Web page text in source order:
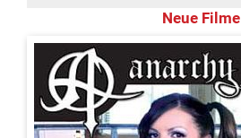
Neue Filme